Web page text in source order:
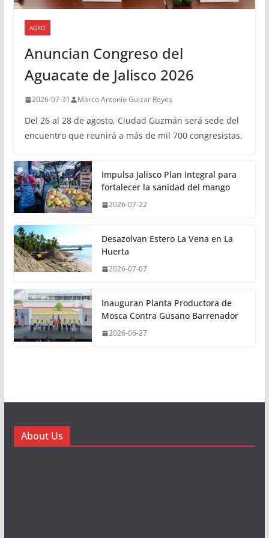
AGRO
Anuncian Congreso del
Aguacate de Jalisco 2026
2026-07-31 Marco Antonio Guizar Reyes
Del 26 al 28 de agosto, Ciudad Guzmán será sede del
encuentro que reunirá a más de mil 700 congresistas,
Impulsa Jalisco Plan Integral para
fortalecer la sanidad del mango
2026-07-22
Desazolvan Estero La Vena en La
Huerta
2026-07-07
Inauguran Planta Productora de
Mosca Contra Gusano Barrenador
2026-06-27
About Us